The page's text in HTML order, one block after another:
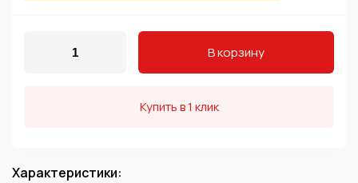
В корзину
Купить в 1 клик
Характеристики: